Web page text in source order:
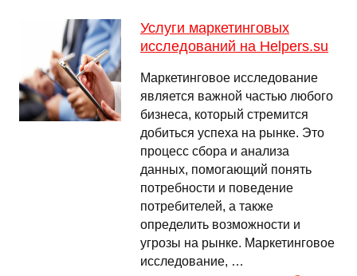
Услуги маркетинговых
исследований на Helpers.su
Маркетинговое исследование
является важной частью любого
бизнеса, который стремится
добиться успеха на рынке. Это
процесс сбора и анализа
данных, помогающий понять
потребности и поведение
потребителей, а также
определить возможности и
угрозы на рынке. Маркетинговое
исследование, …